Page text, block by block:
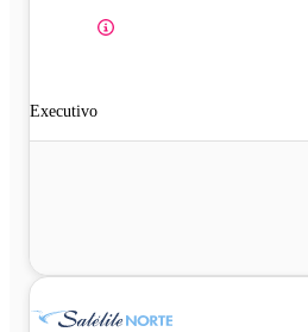
Executivo